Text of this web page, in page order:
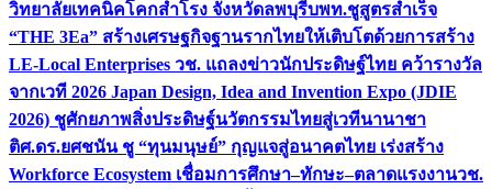
วิทยาลัยเทคนิคโคกสำโรง จังหวัดลพบุรีบพท.ชูสูตรสำเร็จ
“THE 3Ea” สร้างเศรษฐกิจฐานรากไทยให้เติบโตด้วยการสร้าง
LE-Local Enterprises วช. แถลงข่าวนักประดิษฐ์ไทย คว้ารางวัล
จากเวที 2026 Japan Design, Idea and Invention Expo (JDIE
2026) ชูศักยภาพสิ่งประดิษฐ์นวัตกรรมไทยสู่เวทีนานาชา
ติศ.ดร.ยศชนัน ชู “ทุนมนุษย์” กุญแจสู่อนาคตไทย เร่งสร้าง
Workforce Ecosystem เชื่อมการศึกษา–ทักษะ–ตลาดแรงงานวช.